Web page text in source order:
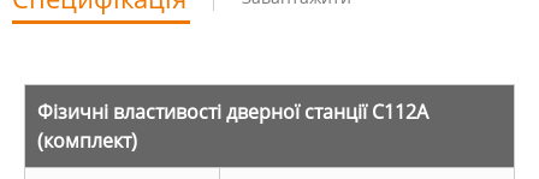
Фізичні властивості дверної станції C112A
(комплект)